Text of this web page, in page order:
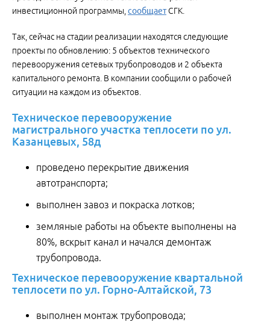
инвестиционной программы,сообщаетСГК.
Так, сейчас на стадии реализации находятся следующие
проекты по обновлению: 5 объектов технического
перевооружения сетевых трубопроводов и 2 объекта
капитального ремонта. В компании сообщили о рабочей
ситуации на каждом из объектов.
Техническое перевооружение
магистрального участка теплосети по ул.
Казанцевых, 58д
проведено перекрытие движения
автотранспорта;
выполнен завоз и покраска лотков;
земляные работы на объекте выполнены на
80%, вскрыт канал и начался демонтаж
трубопровода.
Техническое перевооружение квартальной
теплосети по ул. Горно-Алтайской, 73
выполнен монтаж трубопровода;